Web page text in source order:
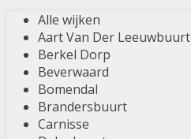
Alle wijken
Aart Van Der Leeuwbuurt
Berkel Dorp
Beverwaard
Bomendal
Brandersbuurt
Carnisse